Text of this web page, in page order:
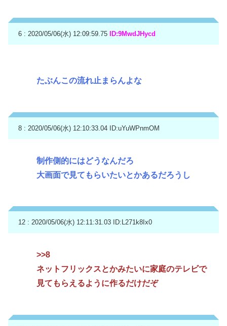
6 : 2020/05/06(水) 12:09:59.75 ID:9MwdJHycd
たぶんこの流れ止まらんよな
8 : 2020/05/06(水) 12:10:33.04 ID:uYuWPnmOM
制作側的にはどうなんだろ
大画面で見てもらいたいとかあるだろうし
12 : 2020/05/06(水) 12:11:31.03 ID:L271k8Ix0
>>8
ネットフリックスとかみたいに家庭のテレビで
見てもらえるように作るだけだぞ